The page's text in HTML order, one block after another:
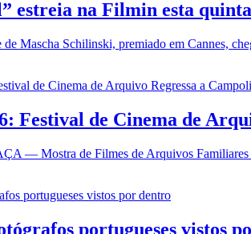
estreia na Filmin esta
Mascha Schilinski, premiado em Cannes,
Festival de Cinema de
— Mostra de Filmes de Arquivos Familiares
portugueses vistos